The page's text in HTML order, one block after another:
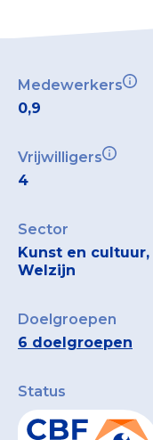
Medewerkers
0,9
Vrijwilligers
4
Sector
Kunst en
Welzijn
Doelgroepen
6 doelgroepen
Status